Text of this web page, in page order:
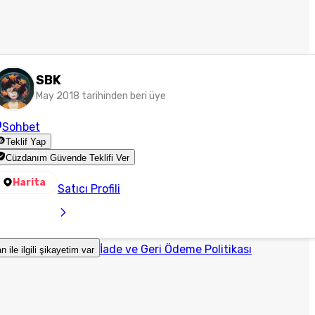
SBK
May 2018 tarihinden beri üye
Sohbet
Teklif Yap
Cüzdanım Güvende Teklifi Ver
Harita Satıcı Profili
ile ilgili şikayetim var İade ve Geri Ödeme Politikası